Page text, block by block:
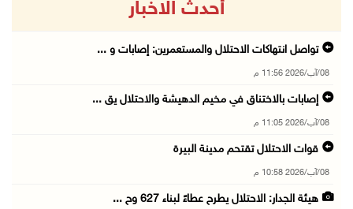
أحدث الاخبار
تواصل انتهاكات الاحتلال والمستعمرين: إصابات و ...
08/آب/2026 11:56 م
إصابات بالاختناق في مخيم الدهيشة والاحتلال يق ...
08/آب/2026 11:05 م
قوات الاحتلال تقتحم مدينة البيرة
08/آب/2026 10:58 م
هيئة الجدار: الاحتلال يطرح عطاءً لبناء 627 وح ...